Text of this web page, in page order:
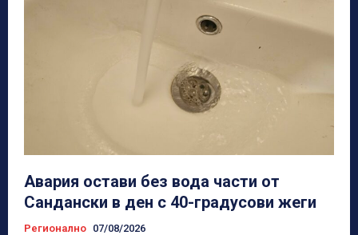
Авария остави без вода части от
Сандански в ден с 40-градусови жеги
Регионално 07/08/2026